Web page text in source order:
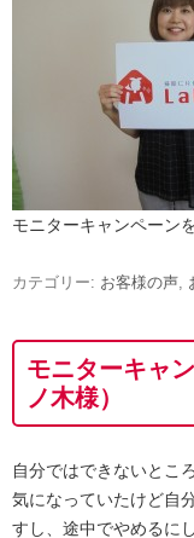
モニターキャンペーン
カテゴリー: お客様の声
モニターキャ
ノ木様）
自分ではできないとこ
気になっていたけど自
すし、途中でやめるに